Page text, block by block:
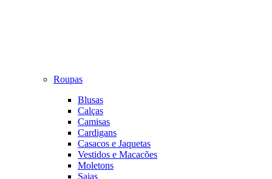
Roupas
Blusas
Calças
Camisas
Cardigans
Casacos e Jaquetas
Vestidos e Macacões
Moletons
Saias